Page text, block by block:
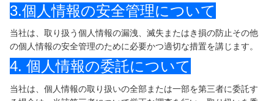
周辺観光（長浜）
3.個人情報の安全管理について
当社は、取り扱う個人情報の漏洩、滅失またはき損の防止その他
の個人情報の安全管理のために必要かつ適切な措置を講じます。
4. 個人情報の委託について
当社は、個人情報の取り扱いの全部または一部を第三者に委託す